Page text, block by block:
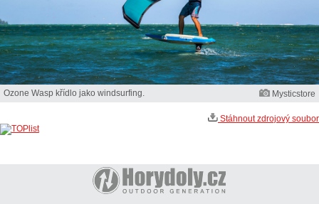
Ozone Wasp křídlo jako windsurfing. Mysticstore
Stáhnout zdrojový soubor